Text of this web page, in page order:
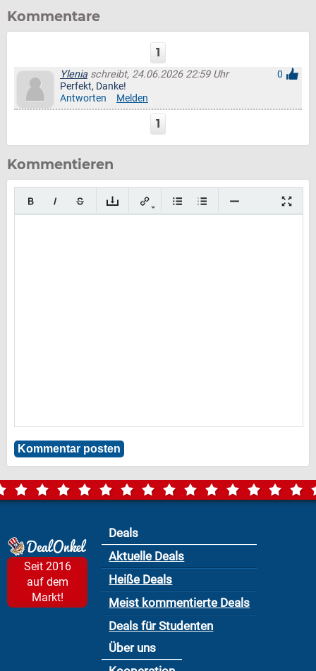
Kommentare
1
Ylenia schreibt, 24.06.2026 22:59 Uhr
0
Perfekt, Danke!
Antworten
Melden
1
Kommentieren
Seit 2016
auf dem
Markt!
Deals
Aktuelle Deals
Heiße Deals
Meist kommentierte Deals
Deals für Studenten
Über uns